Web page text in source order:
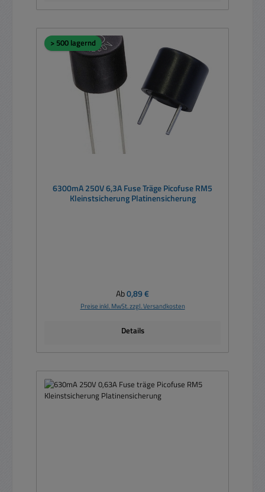
> 500 lagernd
6300mA 250V 6,3A Fuse Träge Picofuse RM5
Kleinstsicherung Platinensicherung
Regulärer Preis:
Ab0,89 €
Preise inkl. MwSt. zzgl. Versandkosten
Details